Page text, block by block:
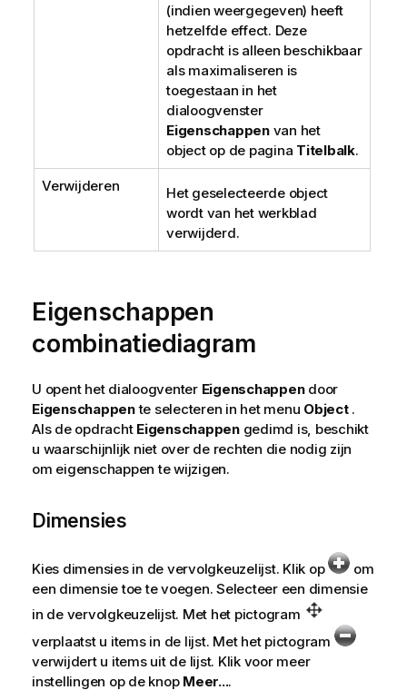
(indien weergegeven) heeft
hetzelfde effect. Deze
opdracht is alleen beschikbaar
als maximaliseren is
toegestaan in het
dialoogvenster
Eigenschappenvan het
object op de pagina Titelbalk.
Verwijderen
Het geselecteerde object
wordt van het werkblad
verwijderd.
Eigenschappen
combinatiediagram
U opent het dialoogventer Eigenschappendoor
Eigenschappente selecteren in het menu Object.
Als de opdracht Eigenschappengedimd is, beschikt
u waarschijnlijk niet over de rechten die nodig zijn
om eigenschappen te wijzigen.
Dimensies
Kies dimensies in de vervolgkeuzelijst. Klik op
om
een dimensie toe te voegen. Selecteer een dimensie
in de vervolgkeuzelijst. Met het pictogram
verplaatst u items in de lijst. Met het pictogram
verwijdert u items uit de lijst. Klik voor meer
instellingen op de knop Meer....